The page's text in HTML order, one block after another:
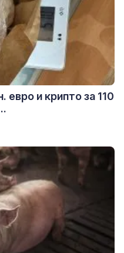
и крипто за 110